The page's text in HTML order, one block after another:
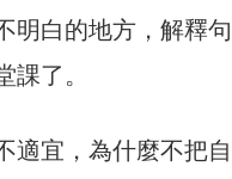
明白的地方，解釋
了。
適宜，為什麼不把